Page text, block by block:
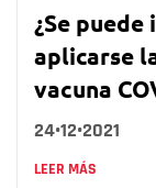
¿Se
aplicarse
vacuna
24•12•2021
LEER MÁS